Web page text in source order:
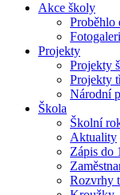
Akce školy
Proběhlo
Projekty
Projekty
Projekty
Národní
Škola
Školní
Aktuality
Zápis do
Rozvrhy